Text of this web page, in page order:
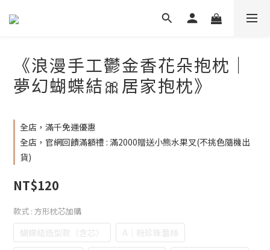
《浪漫手工鬱金香花朵抱枕｜
夢幻蝴蝶結🎀居家抱枕》
全店，滿千免運優惠
全店，官網回饋滿額禮 : 滿2000贈送小熊水果叉(不挑色隨機出
貨)
NT$120
款式 : 方形枕芯加購
蝴蝶結造型款（含芯）
A｜粉珍珠蕾絲